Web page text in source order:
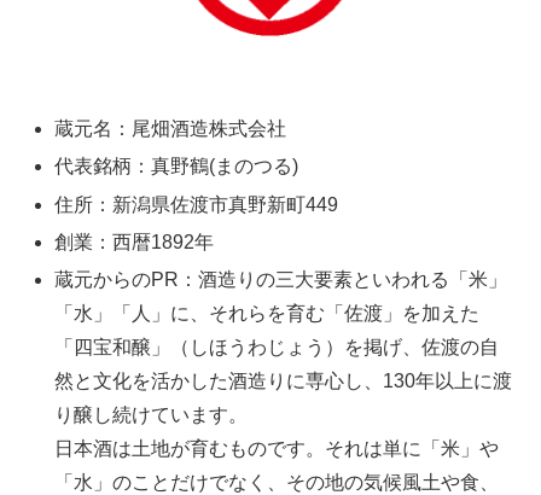
蔵元名：尾畑酒造株式会社
代表銘柄：真野鶴(まのつる)
住所：新潟県佐渡市真野新町449
創業：西暦1892年
蔵元からのPR：酒造りの三大要素といわれる「米」
「水」「人」に、それらを育む「佐渡」を加えた
「四宝和醸」（しほうわじょう）を掲げ、佐渡の自
然と文化を活かした酒造りに専心し、130年以上に渡
り醸し続けています。
日本酒は土地が育むものです。それは単に「米」や
「水」のことだけでなく、その地の気候風土や食、